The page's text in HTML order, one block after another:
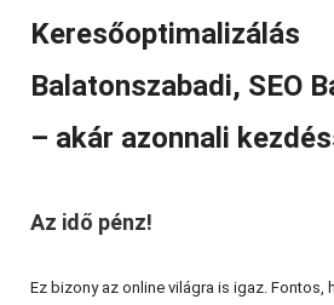
Keresőoptimalizálás
Balatonszabadi, SEO
– akár azonnali
Az idő pénz!
Ez bizony az online világra is igaz. Fontos,